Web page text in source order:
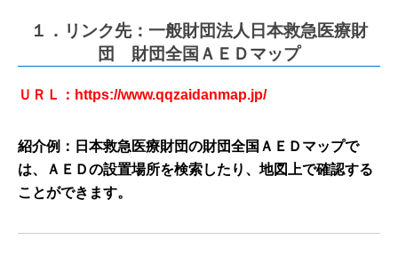
１．リンク先：一般財団法人日本救急医療財
団 財団全国ＡＥＤマップ
ＵＲＬ： https://www.qqzaidanmap.jp/
紹介例：日本救急医療財団の財団全国ＡＥＤマップで
は、ＡＥＤの設置場所を検索したり、地図上で確認する
ことができます。